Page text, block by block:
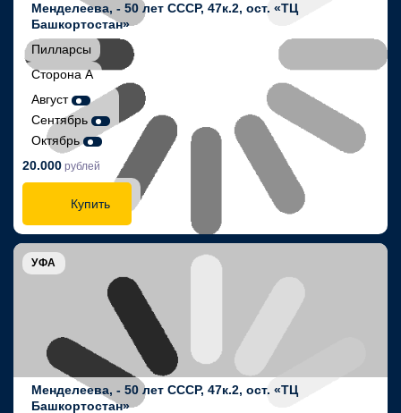
Менделеева, - 50 лет СССР, 47к.2, ост. «ТЦ
Башкортостан»
Пилларсы
Сторона А
Август
Сентябрь
Октябрь
20.000 рублей
Купить
УФА
Менделеева, - 50 лет СССР, 47к.2, ост. «ТЦ
Башкортостан»